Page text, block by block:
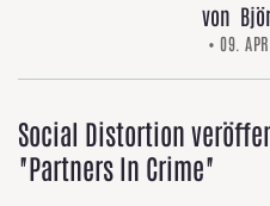
von
• 09.
Social Distortion
"Partners In Crime"